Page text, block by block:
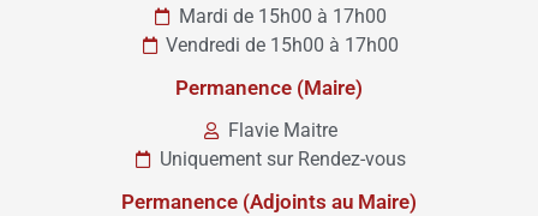
Mardi de 15h00 à 17h00
Vendredi de 15h00 à 17h00
Permanence (Maire)
Flavie Maitre
Uniquement sur Rendez-vous
Permanence (Adjoints au Maire)